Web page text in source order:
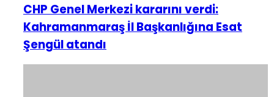
CHP Genel Merkezi kararını verdi:
Kahramanmaraş İl Başkanlığına Esat
Şengül atandı